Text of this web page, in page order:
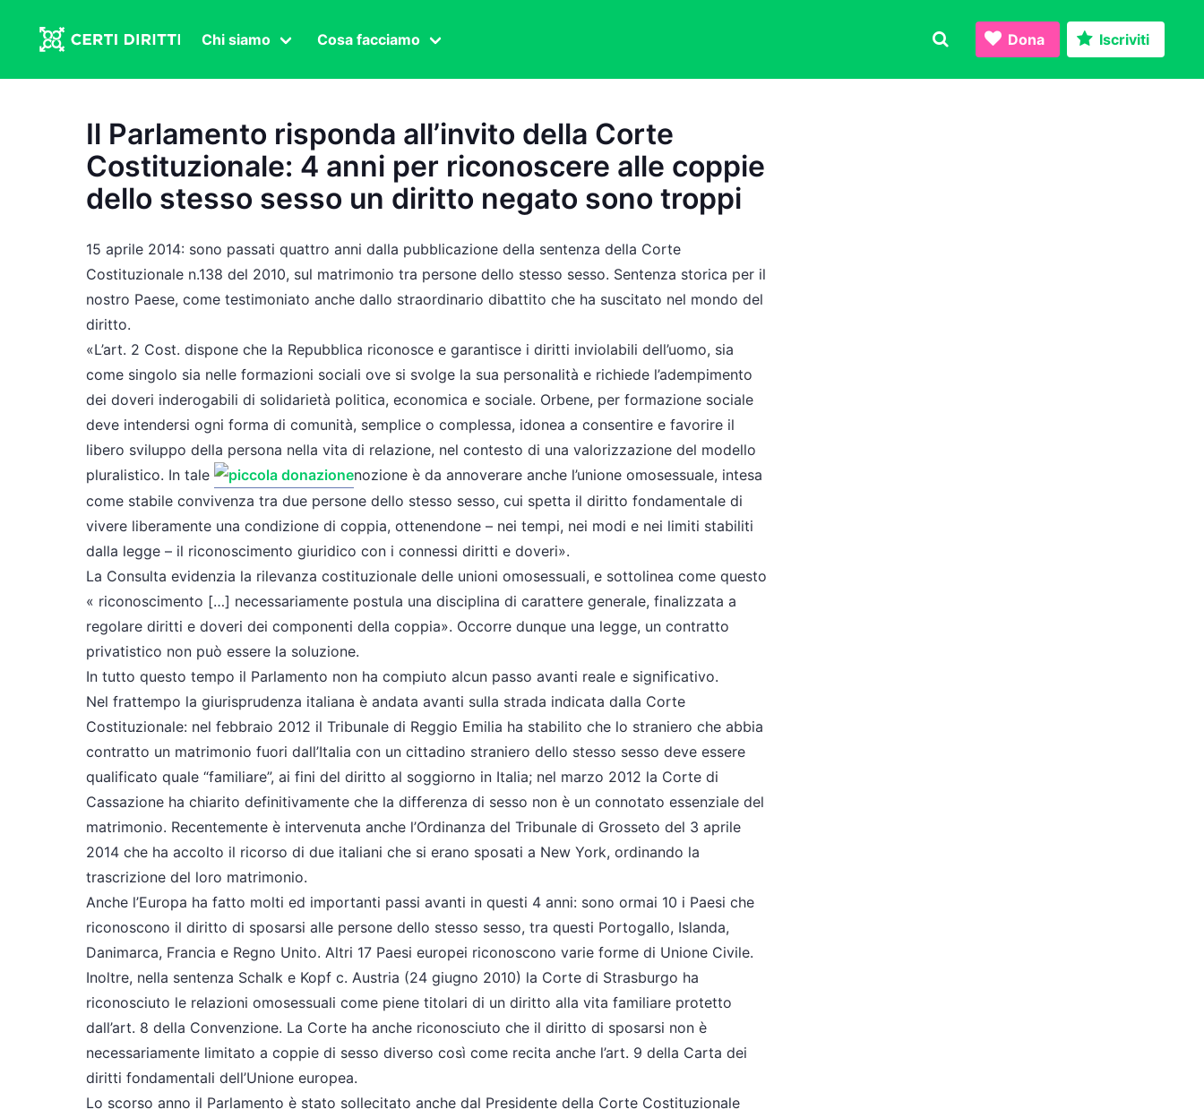
Chi siamo
Organi in carica
Congressi
Cosa facciamo
Transgender
Diritto di famiglia
Lavoro sessuale
Transnazionale
Politica
Fuor di Pagina
Dona Iscriviti
Il Parlamento risponda all’invito della Corte
Costituzionale: 4 anni per riconoscere alle coppie
dello stesso sesso un diritto negato sono troppi
15 aprile 2014: sono passati quattro anni dalla pubblicazione della sentenza della Corte
Costituzionale n.138 del 2010, sul matrimonio tra persone dello stesso sesso. Sentenza storica per il
nostro Paese, come testimoniato anche dallo straordinario dibattito che ha suscitato nel mondo del
diritto.
«L’art. 2 Cost. dispone che la Repubblica riconosce e garantisce i diritti inviolabili dell’uomo, sia
come singolo sia nelle formazioni sociali ove si svolge la sua personalità e richiede l’adempimento
dei doveri inderogabili di solidarietà politica, economica e sociale. Orbene, per formazione sociale
deve intendersi ogni forma di comunità, semplice o complessa, idonea a consentire e favorire il
libero sviluppo della persona nella vita di relazione, nel contesto di una valorizzazione del modello
pluralistico. In tale
nozione è da annoverare anche l’unione omosessuale, intesa
come stabile convivenza tra due persone dello stesso sesso, cui spetta il diritto fondamentale di
vivere liberamente una condizione di coppia, ottenendone – nei tempi, nei modi e nei limiti stabiliti
dalla legge – il riconoscimento giuridico con i connessi diritti e doveri».
La Consulta evidenzia la rilevanza costituzionale delle unioni omosessuali, e sottolinea come questo
« riconoscimento […] necessariamente postula una disciplina di carattere generale, finalizzata a
regolare diritti e doveri dei componenti della coppia». Occorre dunque una legge, un contratto
privatistico non può essere la soluzione.
In tutto questo tempo il Parlamento non ha compiuto alcun passo avanti reale e significativo.
Nel frattempo la giurisprudenza italiana è andata avanti sulla strada indicata dalla Corte
Costituzionale: nel febbraio 2012 il Tribunale di Reggio Emilia ha stabilito che lo straniero che abbia
contratto un matrimonio fuori dall’Italia con un cittadino straniero dello stesso sesso deve essere
qualificato quale “familiare”, ai fini del diritto al soggiorno in Italia; nel marzo 2012 la Corte di
Cassazione ha chiarito definitivamente che la differenza di sesso non è un connotato essenziale del
matrimonio. Recentemente è intervenuta anche l’Ordinanza del Tribunale di Grosseto del 3 aprile
2014 che ha accolto il ricorso di due italiani che si erano sposati a New York, ordinando la
trascrizione del loro matrimonio.
Anche l’Europa ha fatto molti ed importanti passi avanti in questi 4 anni: sono ormai 10 i Paesi che
riconoscono il diritto di sposarsi alle persone dello stesso sesso, tra questi Portogallo, Islanda,
Danimarca, Francia e Regno Unito. Altri 17 Paesi europei riconoscono varie forme di Unione Civile.
Inoltre, nella sentenza Schalk e Kopf c. Austria (24 giugno 2010) la Corte di Strasburgo ha
riconosciuto le relazioni omosessuali come piene titolari di un diritto alla vita familiare protetto
dall’art. 8 della Convenzione. La Corte ha anche riconosciuto che il diritto di sposarsi non è
necessariamente limitato a coppie di sesso diverso così come recita anche l’art. 9 della Carta dei
diritti fondamentali dell’Unione europea.
Lo scorso anno il Parlamento è stato sollecitato anche dal Presidente della Corte Costituzionale